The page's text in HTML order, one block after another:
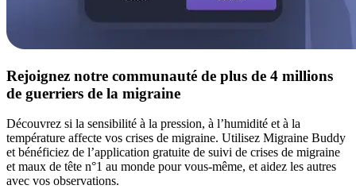
Rejoignez notre communauté de plus de 4 millions
de guerriers de la migraine
Découvrez si la sensibilité à la pression, à l’humidité et à la
température affecte vos crises de migraine. Utilisez Migraine Buddy
et bénéficiez de l’application gratuite de suivi de crises de migraine
et maux de tête n°1 au monde pour vous-même, et aidez les autres
avec vos observations.